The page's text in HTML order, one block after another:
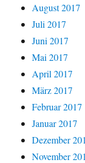
August 2017
Juli 2017
Juni 2017
Mai 2017
April 2017
März 2017
Februar 2017
Januar 2017
Dezember
November